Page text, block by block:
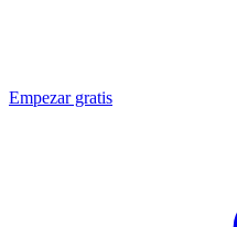
Empezar gratis